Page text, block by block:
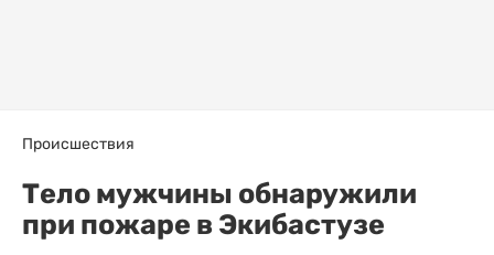
Происшествия
Тело мужчины обнаружили
при пожаре в Экибастузе